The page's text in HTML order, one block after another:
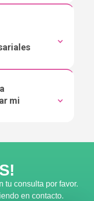
mi
tu consulta por favor.
en contacto.